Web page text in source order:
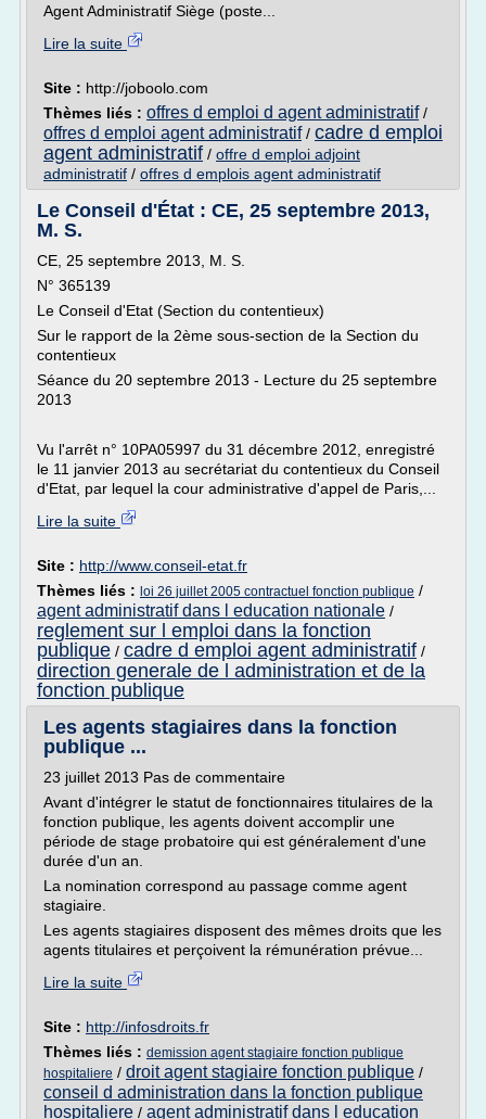
Agent Administratif Siège (poste...
Lire la suite
Site : http://joboolo.com
Thèmes liés : offres d emploi d agent administratif/
offres d emploi agent administratif/ cadre d emploi
agent administratif / offre d emploi adjoint
administratif / offres d emplois agent administratif
Le Conseil d'État : CE, 25 septembre 2013,
M. S.
CE, 25 septembre 2013, M. S.
N° 365139
Le Conseil d'Etat (Section du contentieux)
Sur le rapport de la 2ème sous-section de la Section du
contentieux
Séance du 20 septembre 2013 - Lecture du 25 septembre
2013
Vu l'arrêt n° 10PA05997 du 31 décembre 2012, enregistré
le 11 janvier 2013 au secrétariat du contentieux du Conseil
d'Etat, par lequel la cour administrative d'appel de Paris,...
Lire la suite
Site : http://www.conseil-etat.fr
Thèmes liés : loi 26 juillet 2005 contractuel fonction publique /
agent administratif dans l education nationale /
reglement sur l emploi dans la fonction
publique / cadre d emploi agent administratif /
direction generale de l administration et de la
fonction publique
Les agents stagiaires dans la fonction
publique ...
23 juillet 2013 Pas de commentaire
Avant d'intégrer le statut de fonctionnaires titulaires de la
fonction publique, les agents doivent accomplir une
période de stage probatoire qui est généralement d'une
durée d'un an.
La nomination correspond au passage comme agent
stagiaire.
Les agents stagiaires disposent des mêmes droits que les
agents titulaires et perçoivent la rémunération prévue...
Lire la suite
Site : http://infosdroits.fr
Thèmes liés : demission agent stagiaire fonction publique
hospitaliere / droit agent stagiaire fonction publique /
conseil d administration dans la fonction publique
hospitaliere / agent administratif dans l education